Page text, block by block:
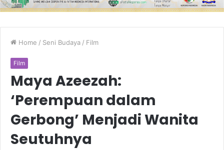
Home / Seni Budaya / Film
Film
Maya Azeezah:
‘Perempuan dalam
Gerbong’ Menjadi Wanita
Seutuhnya